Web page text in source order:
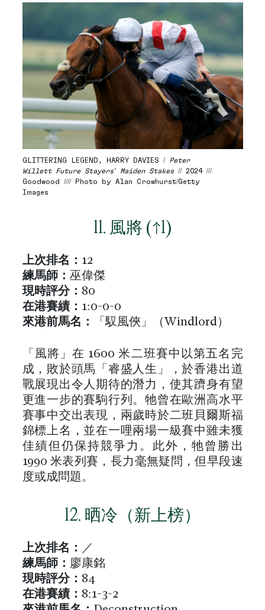
GLITTERING LEGEND, HARRY DAVIES / Peter
Willett Future Stayers’ Maiden Stakes// 2024 ///
Goodwood //// Photo by Alan Crowhurst/Getty
Images
11. 風將 (↑1)
上次排名： 12
練馬師： 巫偉傑
現時評分： 80
在港賽績： 1:0-0-0
來港前馬名 ： 「馭風俠」（Windlord）
「風將」在 1600 米二班賽中以第五名完
成，敗於頭馬「睿盛人生」，於香港出道
戰展現出令人期待的潛力，使其躋身有望
更進一步的賽駒行列。牠曾在歐洲高水平
賽事中交出表現，兩歲時於二班貝爾斯福
錦標上名，並在一哩兩場一級賽中雖未獲
佳績但仍保持競爭力。此外，牠曾勝出
1990 米表列賽，長力毫無疑問，但早段速
度或成問題。
12. 晒冷（新上榜）
上次排名： ／
練馬師： 廖康銘
現時評分： 84
在港賽績： 8:1-3-2